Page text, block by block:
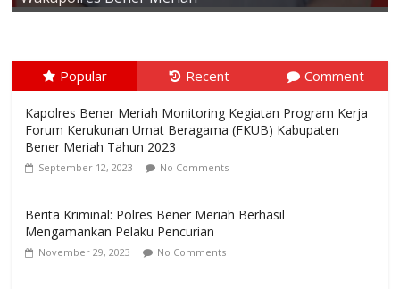
Popular Recent Comment
Kapolres Bener Meriah Monitoring Kegiatan Program Kerja
Forum Kerukunan Umat Beragama (FKUB) Kabupaten
Bener Meriah Tahun 2023
September 12, 2023 No Comments
Berita Kriminal: Polres Bener Meriah Berhasil
Mengamankan Pelaku Pencurian
November 29, 2023 No Comments